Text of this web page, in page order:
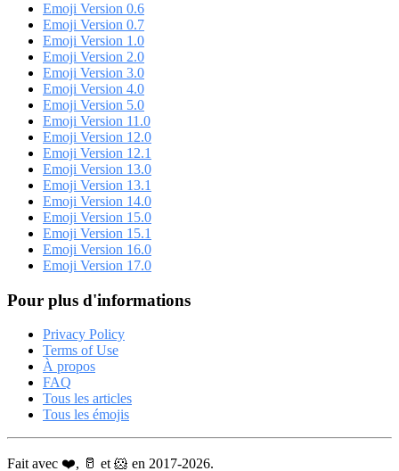
Emoji Version 0.6
Emoji Version 0.7
Emoji Version 1.0
Emoji Version 2.0
Emoji Version 3.0
Emoji Version 4.0
Emoji Version 5.0
Emoji Version 11.0
Emoji Version 12.0
Emoji Version 12.1
Emoji Version 13.0
Emoji Version 13.1
Emoji Version 14.0
Emoji Version 15.0
Emoji Version 15.1
Emoji Version 16.0
Emoji Version 17.0
Pour plus d'informations
Privacy Policy
Terms of Use
À propos
FAQ
Tous les articles
Tous les émojis
Fait avec ❤️, 🥛 et 🐹 en 2017-2026.